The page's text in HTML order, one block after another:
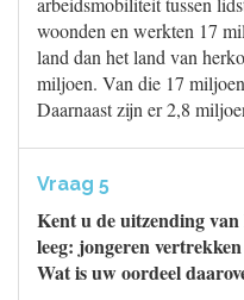
woonden en werkten 17
land dan het land van
miljoen. Van die 17
Daarnaast zijn er 2,8
Vraag 5
Kent u de uitzending
leeg: jongeren
Wat is uw oordeel